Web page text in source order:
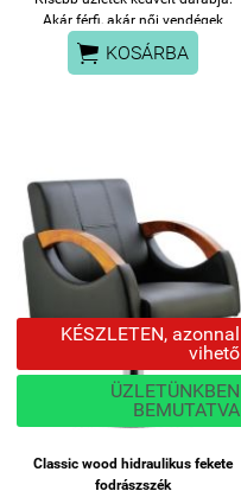
görnyedjen meg.
Akár férfi, akár női vendégek
számára is tökéletes
fodrászszék.
 KOSÁRBA
KÉSZLETEN, azonnal
vihető
ÜZLETÜNKBEN
BEMUTATVA
Classic wood hidraulikus fekete
fodrászszék